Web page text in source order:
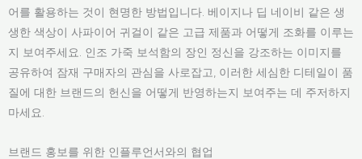
어를 활용하는 것이 현명한 방법입니다. 베이지나 딥 네이비 같은 생
생한 색상이 사파이어 귀걸이 같은 고급 제품과 어떻게 조화를 이루는
지 보여주세요. 인조 가죽 보석함의 장인 정신을 강조하는 이미지를
공유하여 잠재 구매자의 관심을 사로잡고, 이러한 세심한 디테일이 품
질에 대한 브랜드의 헌신을 어떻게 반영하는지 보여주는 데 주저하지
마세요.
브랜드 홍보를 위한 인플루언서와의 협업